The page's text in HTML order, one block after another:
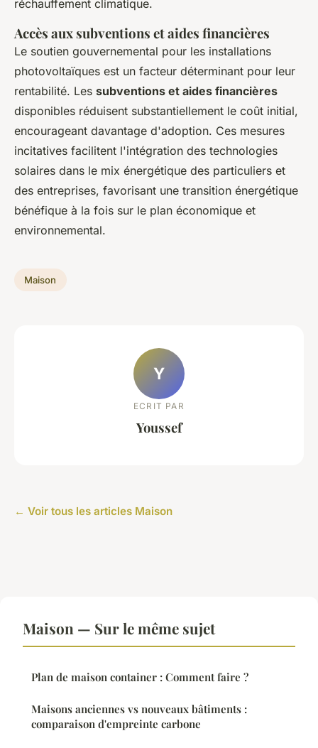
réchauffement climatique.
Accès aux subventions et aides financières
Le soutien gouvernemental pour les installations
photovoltaïques est un facteur déterminant pour leur
rentabilité. Les subventions et aides financières
disponibles réduisent substantiellement le coût initial,
encourageant davantage d'adoption. Ces mesures
incitatives facilitent l'intégration des technologies
solaires dans le mix énergétique des particuliers et
des entreprises, favorisant une transition énergétique
bénéfique à la fois sur le plan économique et
environnemental.
Maison
Y
ECRIT PAR
Youssef
← Voir tous les articles Maison
Maison — Sur le même sujet
Plan de maison container : Comment faire ?
Maisons anciennes vs nouveaux bâtiments :
comparaison d'empreinte carbone